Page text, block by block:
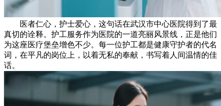
医者仁心，护士爱心，这句话在武汉市中心医院得到了最
真切的诠释。护工服务作为医院的一道亮丽风景线，正是他们
为这座医疗堡垒增色不少。每一位护工都是健康守护者的代名
词，在平凡的岗位上，以着无私的奉献，书写着人间温情的佳
话。